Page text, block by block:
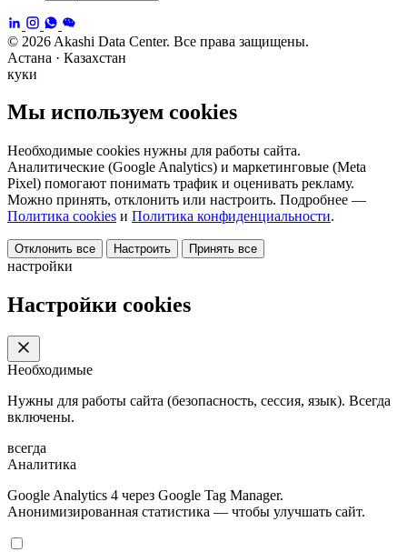
© 2026 Akashi Data Center. Все права защищены.
Астана · Казахстан
куки
Мы используем cookies
Необходимые cookies нужны для работы сайта.
Аналитические (Google Analytics) и маркетинговые (Meta
Pixel) помогают понимать трафик и оценивать рекламу.
Можно принять, отклонить или настроить. Подробнее —
Политика cookies и Политика конфиденциальности.
Отклонить все Настроить Принять все
настройки
Настройки cookies
Необходимые
Нужны для работы сайта (безопасность, сессия, язык). Всегда
включены.
всегда
Аналитика
Google Analytics 4 через Google Tag Manager.
Анонимизированная статистика — чтобы улучшать сайт.